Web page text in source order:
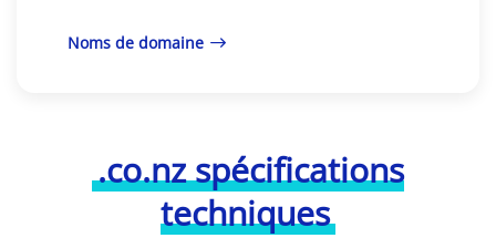
Noms de domaine
.co.nz spécifications
techniques